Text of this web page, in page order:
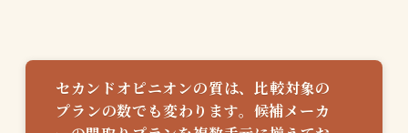
セカンドオピニオンの質は、比較対象の
プランの数でも変わります。候補メーカ